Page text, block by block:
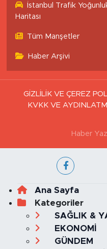
İstanbul Trafik
Haritası
Tüm Manşetler
Haber Arşivi
GİZLİLİK VE ÇEREZ
KVKK VE
Haber
Ana Sayfa
Kategoriler
SAĞLIK &
EKONOMİ
GÜNDEM